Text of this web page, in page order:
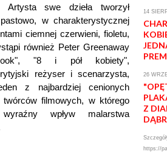
Artysta swe dzieła tworzył
w charakterystycznej
ciemnej czerwieni, fioletu,
również Peter Greenaway
"8 i pół kobiety",
reżyser i scenarzysta,
z najbardziej cenionych
twórców filmowych, w którego
wpływ malarstwa
14
26
Z
https://